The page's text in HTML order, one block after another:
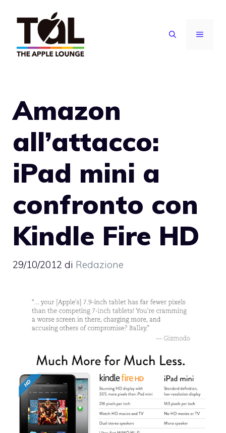
contenuto
MENU
Amazon
all’attacco:
iPad mini a
confronto con
Kindle Fire HD
29/10/2012 di Redazione